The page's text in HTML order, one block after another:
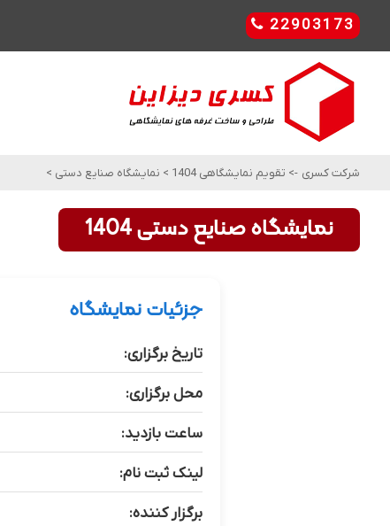
22903173
شرکت کسری -> تقویم نمایشگاهی 1404 > نمایشگاه صنایع دستی >
نمایشگاه صنایع دستی 1404
جزئیات نمایشگاه
تاریخ برگزاری:
محل برگزاری:
ساعت بازدید:
لینک ثبت نام:
برگزار کننده: